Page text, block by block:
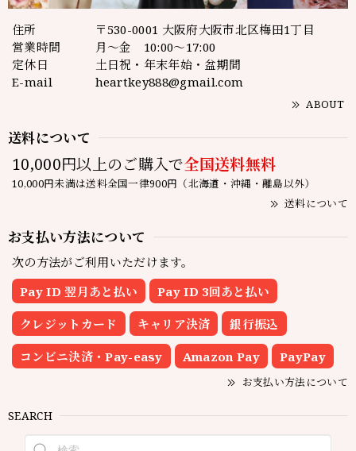
住所
〒530-0001 大阪府大阪市北区梅田1丁目
営業時間
月～金 10:00～17:00
定休日
土日祝・年末年始・盆期間
E-mail
heartkey888@gmail.com
ABOUT
送料について
10,000円以上のご購入で全国送料無料
10,000円未満は送料全国一律900円（北海道・沖縄・離島以外）
送料について
お支払い方法について
次の方法がご利用いただけます。
Pay ID 翌月あと払い
Pay ID 3回あと払い
クレジットカード キャリア決済 銀行振込
コンビニ決済・Pay-easy Amazon Pay PayPay
お支払い方法について
SEARCH